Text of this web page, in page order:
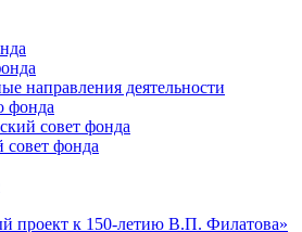
направления деятельности
фонда
совет фонда
фонда
проект к 150-летию В.П. Филатова»